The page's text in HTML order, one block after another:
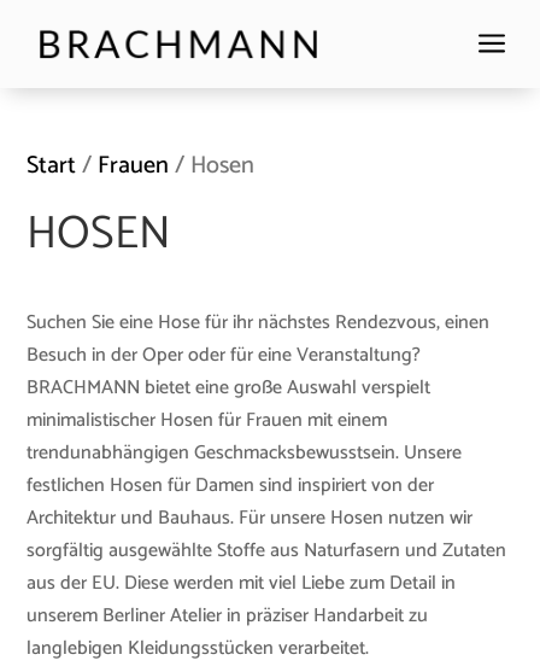
a
Start/Frauen/ Hosen
HOSEN
Suchen Sie eine Hose für ihr nächstes Rendezvous, einen
Besuch in der Oper oder für eine Veranstaltung?
BRACHMANN bietet eine große Auswahl verspielt
minimalistischer Hosen für Frauen mit einem
trendunabhängigen Geschmacksbewusstsein. Unsere
festlichen Hosen für Damen sind inspiriert von der
Architektur und Bauhaus. Für unsere Hosen nutzen wir
sorgfältig ausgewählte Stoffe aus Naturfasern und Zutaten
aus der EU. Diese werden mit viel Liebe zum Detail in
unserem Berliner Atelier in präziser Handarbeit zu
langlebigen Kleidungsstücken verarbeitet.